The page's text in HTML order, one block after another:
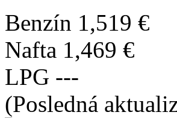
Benzín 1,519 €
Nafta 1,469 €
LPG ---
(Posledná